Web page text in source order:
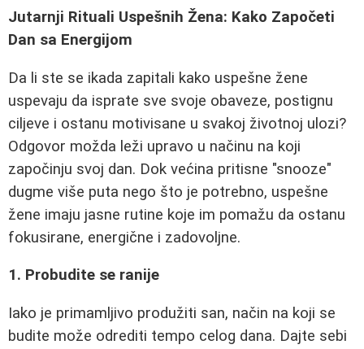
Jutarnji Rituali Uspešnih Žena: Kako Započeti
Dan sa Energijom
Da li ste se ikada zapitali kako uspešne žene
uspevaju da isprate sve svoje obaveze, postignu
ciljeve i ostanu motivisane u svakoj životnoj ulozi?
Odgovor možda leži upravo u načinu na koji
započinju svoj dan. Dok većina pritisne "snooze"
dugme više puta nego što je potrebno, uspešne
žene imaju jasne rutine koje im pomažu da ostanu
fokusirane, energične i zadovoljne.
1. Probudite se ranije
Iako je primamljivo produžiti san, način na koji se
budite može odrediti tempo celog dana. Dajte sebi